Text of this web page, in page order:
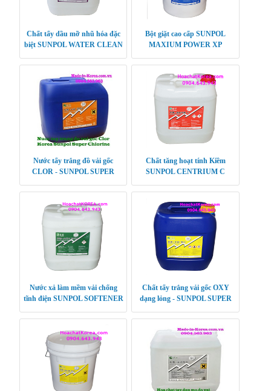
Chất tẩy dầu mỡ nhũ hóa đặc
biệt SUNPOL WATER CLEAN
Bột giặt cao cấp SUNPOL
MAXIUM POWER XP
Nước tẩy trắng đồ vải gốc
CLOR - SUNPOL SUPER
Chất tăng hoạt tính Kiềm
SUNPOL CENTRIUM C
Nước xả làm mềm vải chống
tĩnh điện SUNPOL SOFTENER
Chất tẩy trắng vải gốc OXY
dạng lỏng - SUNPOL SUPER